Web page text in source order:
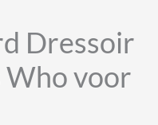
Dressoir
Who voor